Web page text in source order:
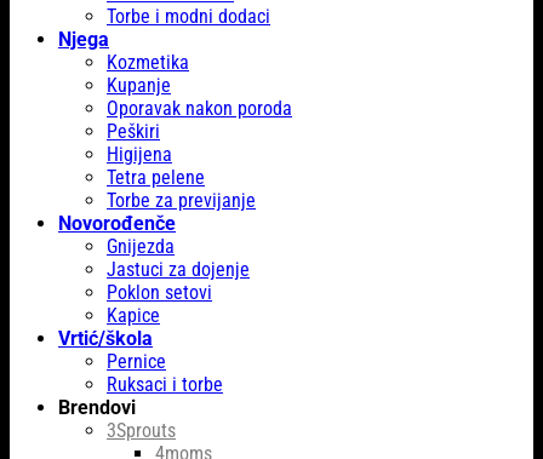
Torbe i modni dodaci
Njega
Kozmetika
Kupanje
Oporavak nakon poroda
Peškiri
Higijena
Tetra pelene
Torbe za previjanje
Novorođenče
Gnijezda
Jastuci za dojenje
Poklon setovi
Kapice
Vrtić/škola
Pernice
Ruksaci i torbe
Brendovi
3Sprouts
4moms